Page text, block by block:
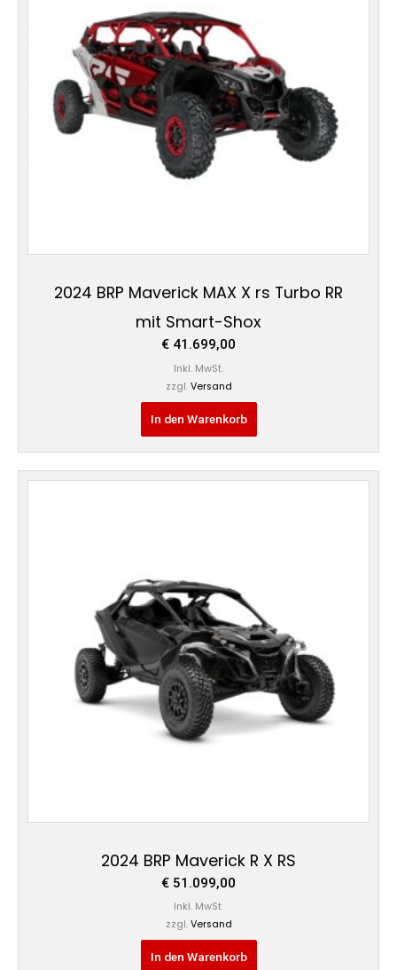
2024 BRP Maverick MAX X rs Turbo RR
mit Smart-Shox
€ 41.699,00
Inkl. MwSt.
zzgl. Versand
In den Warenkorb
2024 BRP Maverick R X RS
€ 51.099,00
Inkl. MwSt.
zzgl. Versand
In den Warenkorb